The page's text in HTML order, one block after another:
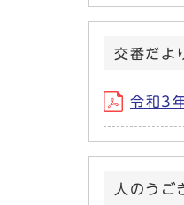
交番だよ
令和3
人のうご